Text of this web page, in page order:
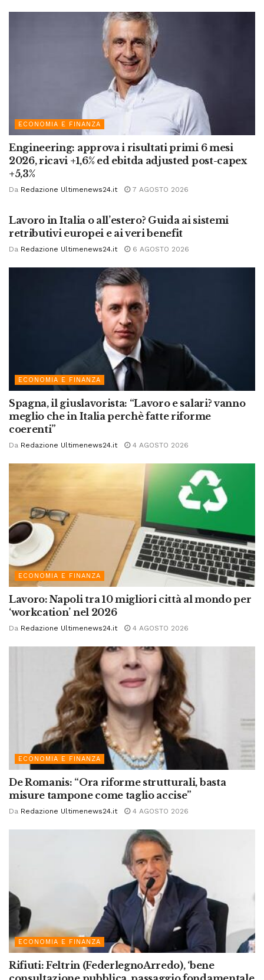
ECONOMIA E FINANZA
Engineering: approva i risultati primi 6 mesi
2026, ricavi +1,6% ed ebitda adjusted post-capex
+5,3%
Da Redazione Ultimenews24.it 7 AGOSTO 2026
Lavoro in Italia o all’estero? Guida ai sistemi
retributivi europei e ai veri benefit
Da Redazione Ultimenews24.it 6 AGOSTO 2026
ECONOMIA E FINANZA
Spagna, il giuslavorista: “Lavoro e salari? vanno
meglio che in Italia perchè fatte riforme
coerenti”
Da Redazione Ultimenews24.it 4 AGOSTO 2026
ECONOMIA E FINANZA
Lavoro: Napoli tra 10 migliori città al mondo per
‘workcation’ nel 2026
Da Redazione Ultimenews24.it 4 AGOSTO 2026
ECONOMIA E FINANZA
De Romanis: “Ora riforme strutturali, basta
misure tampone come taglio accise”
Da Redazione Ultimenews24.it 4 AGOSTO 2026
ECONOMIA E FINANZA
Rifiuti: Feltrin (FederlegnoArredo), ‘bene